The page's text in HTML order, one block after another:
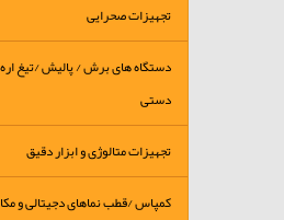
تجهیزات صحرایی
دستگاه های برش / پالیش /تیغ
دستی
تجهیزات متالوژی و ابزار دقیق
کمپاس /قطب نماهای دجیتالی و